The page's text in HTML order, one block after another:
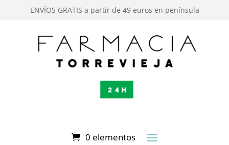
ENVÍOS GRATIS a partir de 49 euros en península
0 elementos